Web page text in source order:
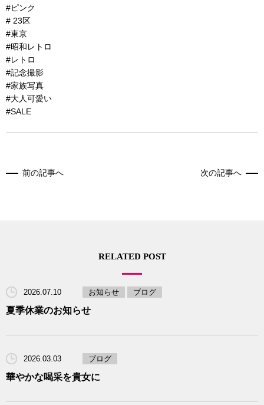
#ピンク
# 23区
#東京
#昭和レトロ
#レトロ
#記念撮影
#家族写真
#大人可愛い
#SALE
前の記事へ 次の記事へ
RELATED POST
2026.07.10 お知らせ ブログ
夏季休業のお知らせ
2026.03.03 ブログ
華やかな喝采を貴女に